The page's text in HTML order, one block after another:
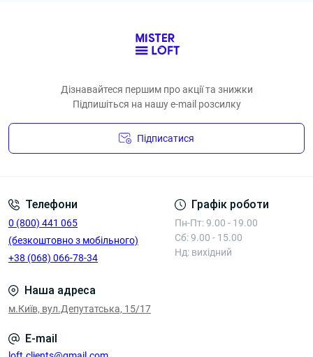
доступну площу, матеріали, стиль інтер’єру та
сумісність з іншими елементами офісу.
вигляд простору й зробити роботу команди
зручнішою.
моделі для персоналу, керівника та відвідувачів;
практичні рішення для щоденного використання;
Дізнавайтеся першим про акції та знижки
Підпишіться на нашу e-mail розсилку
Підписатися
Телефони
0 (800) 441 065
(безкоштовно з мобільного)
+38 (068) 066-78-34
Графік роботи
Пн-Пт: 9.00 - 19.00
Сб: 9.00 - 15.00
Нд: вихідний
Наша адреса
м.Київ, вул.Депутатська, 15/17
E-mail